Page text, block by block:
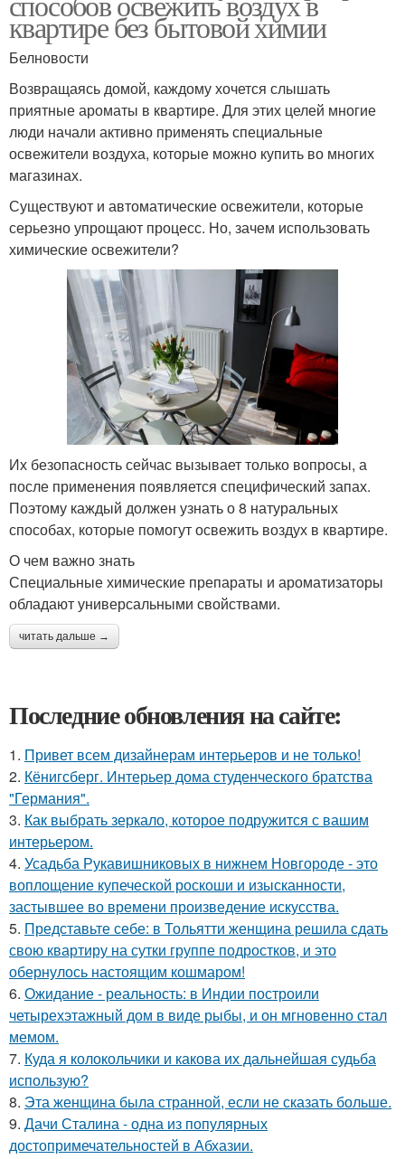
квартире без бытовой химии
Белновости
Возвращаясь домой, каждому хочется слышать
приятные ароматы в квартире. Для этих целей многие
люди начали активно применять специальные
освежители воздуха, которые можно купить во многих
магазинах.
Существуют и автоматические освежители, которые
серьезно упрощают процесс. Но, зачем использовать
химические освежители?
Их безопасность сейчас вызывает только вопросы, а
после применения появляется специфический запах.
Поэтому каждый должен узнать о 8 натуральных
способах, которые помогут освежить воздух в квартире.
О чем важно знать
Специальные химические препараты и ароматизаторы
обладают универсальными свойствами.
читать дальше →
Последние обновления на сайте:
1. Привет всем дизайнерам интерьеров и не только!
2. Кёнигсберг. Интерьер дома студенческого братства
"Германия".
3. Как выбрать зеркало, которое подружится с вашим
интерьером.
4. Усадьба Рукавишниковых в нижнем Новгороде - это
воплощение купеческой роскоши и изысканности,
застывшее во времени произведение искусства.
5. Представьте себе: в Тольятти женщина решила сдать
свою квартиру на сутки группе подростков, и это
обернулось настоящим кошмаром!
6. Ожидание - реальность: в Индии построили
четырехэтажный дом в виде рыбы, и он мгновенно стал
мемом.
7. Куда я колокольчики и какова их дальнейшая судьба
использую?
8. Эта женщина была странной, если не сказать больше.
9. Дачи Сталина - одна из популярных
достопримечательностей в Абхазии.